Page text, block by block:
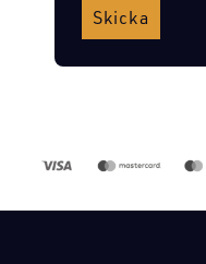
Skicka